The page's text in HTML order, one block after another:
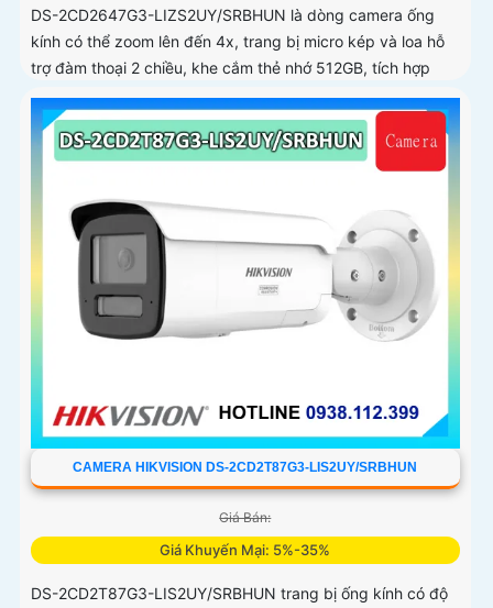
DS-2CD2647G3-LIZS2UY/SRBHUN là dòng camera ống
kính có thể zoom lên đến 4x, trang bị micro kép và loa hỗ
trợ đàm thoại 2 chiều, khe cắm thẻ nhớ 512GB, tích hợp
công nghệ AI trong việc cân bằng màu sáng trong điều
kiện ánh sáng yếu, ống kính có độ phân giải 4
CAMERA HIKVISION DS-2CD2T87G3-LIS2UY/SRBHUN
Giá Bán:
Giá Khuyến Mại: 5%-35%
DS-2CD2T87G3-LIS2UY/SRBHUN trang bị ống kính có độ